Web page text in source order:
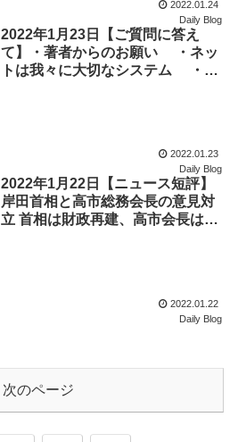
2022.01.24
Daily Blog
2022年1月23日【ご質問に答え
て】・著者からのお願い ・ネッ
トは我々に大切なシステム ・そ
2022.01.23
Daily Blog
2022年1月22日【ニュース短評】
岸田首相と高市総務会長の意見対
立 首相は財政再建、高市会長は積
2022.01.22
Daily Blog
次のページ